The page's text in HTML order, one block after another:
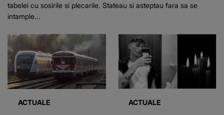
tabelei cu sosirile si plecarile. Stateau si asteptau fara sa se
intample...
ACTUALE ACTUALE